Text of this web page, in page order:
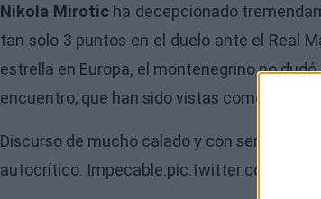
Nikola Mirotic ha decepcionado
tan solo 3 puntos en el duelo ante el Real
estrella en Europa, el montenegrino no
encuentro, que han sido vistas como un
Discurso de mucho calado y con serenidad
autocrítico. Impecable.pic.twitter.com/